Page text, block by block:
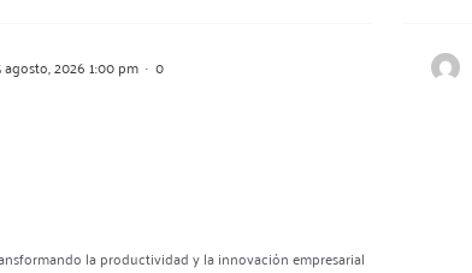
agosto, 2026 1:00 pm · 0
la productividad y la innovación empresarial